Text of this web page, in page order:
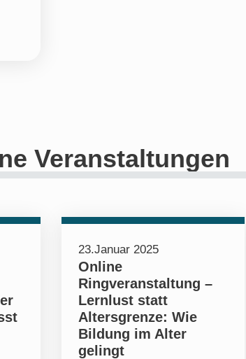
Veranstaltungen
23.Januar 2025
Online
Ringveranstaltung –
Lernlust statt
Altersgrenze: Wie
Bildung im Alter
gelingt